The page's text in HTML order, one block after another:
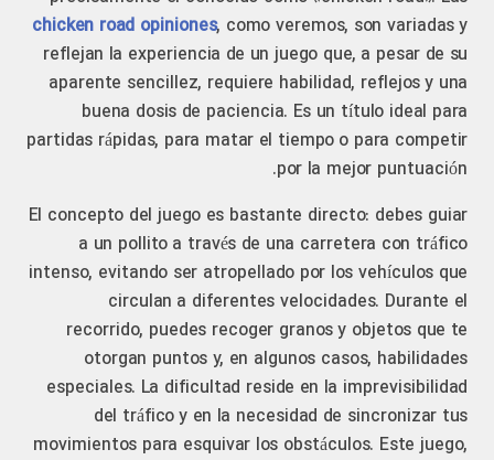
chicken road opiniones, como veremos, son variadas y
reflejan la experiencia de un juego que, a pesar de su
aparente sencillez, requiere habilidad, reflejos y una
buena dosis de paciencia. Es un título ideal para
partidas rápidas, para matar el tiempo o para competir
por la mejor puntuación.
El concepto del juego es bastante directo: debes guiar
a un pollito a través de una carretera con tráfico
intenso, evitando ser atropellado por los vehículos que
circulan a diferentes velocidades. Durante el
recorrido, puedes recoger granos y objetos que te
otorgan puntos y, en algunos casos, habilidades
especiales. La dificultad reside en la imprevisibilidad
del tráfico y en la necesidad de sincronizar tus
movimientos para esquivar los obstáculos. Este juego,